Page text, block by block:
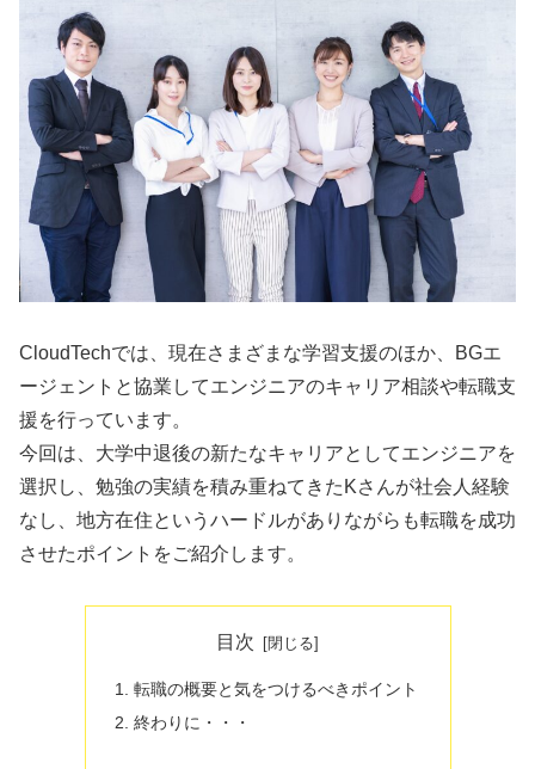
CloudTechでは、現在さまざまな学習支援のほか、BGエ
ージェントと協業してエンジニアのキャリア相談や転職支
援を行っています。
今回は、大学中退後の新たなキャリアとしてエンジニアを
選択し、勉強の実績を積み重ねてきたKさんが社会人経験
なし、地方在住というハードルがありながらも転職を成功
させたポイントをご紹介します。
目次
転職の概要と気をつけるべきポイント
終わりに・・・